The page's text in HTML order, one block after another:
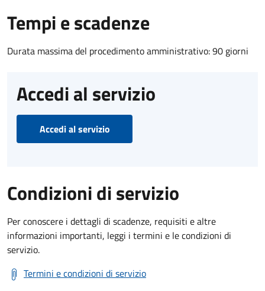
Tempi e scadenze
Durata massima del procedimento amministrativo: 90 giorni
Accedi al servizio
Accedi al servizio
Condizioni di servizio
Per conoscere i dettagli di scadenze, requisiti e altre
informazioni importanti, leggi i termini e le condizioni di
servizio.
Termini e condizioni di servizio